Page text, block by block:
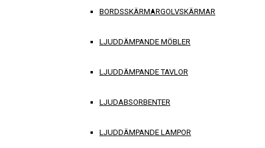
BORDSSKÄRMARGOLVSKÄRMAR
LJUDDÄMPANDE MÖBLER
LJUDDÄMPANDE TAVLOR
LJUDABSORBENTER
LJUDDÄMPANDE LAMPOR